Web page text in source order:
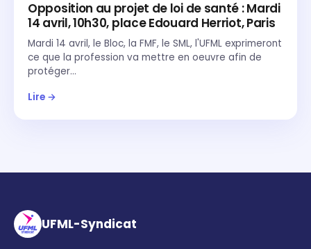
Opposition au projet de loi de santé : Mardi
14 avril, 10h30, place Edouard Herriot, Paris
Mardi 14 avril, le Bloc, la FMF, le SML, l'UFML exprimeront
ce que la profession va mettre en oeuvre afin de
protéger…
Lire →
UFML-Syndicat